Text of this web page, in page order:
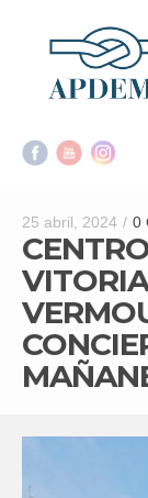
25 abril, 2024 / 0